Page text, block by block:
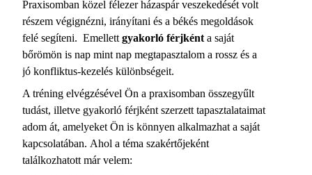
Praxisomban közel félezer házaspár veszekedését volt
részem végignézni, irányítani és a békés megoldások
felé segíteni. Emellett gyakorló férjként a saját
bőrömön is nap mint nap megtapasztalom a rossz és a
jó konfliktus-kezelés különbségeit.
A tréning elvégzésével Ön a praxisomban összegyűlt
tudást, illetve gyakorló férjként szerzett tapasztalataimat
adom át, amelyeket Ön is könnyen alkalmazhat a saját
kapcsolatában. Ahol a téma szakértőjeként
találkozhatott már velem: